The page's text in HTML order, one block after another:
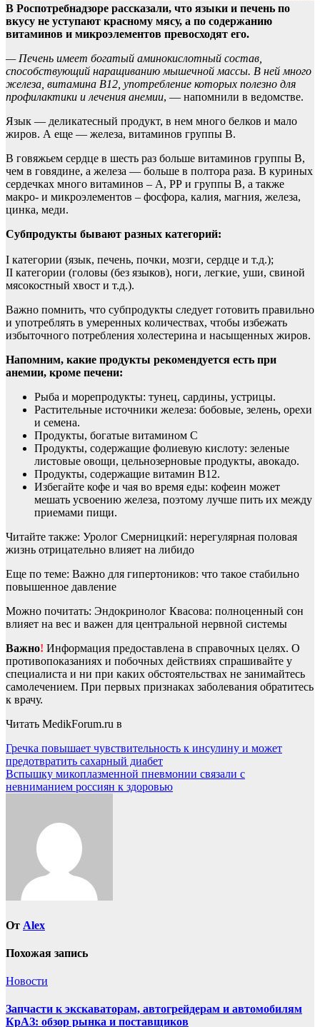
В Роспотребнадзоре рассказали, что языки и печень по
вкусу не уступают красному мясу, а по содержанию
витаминов и микроэлементов превосходят его.
— Печень имеет богатый аминокислотный состав,
способствующий наращиванию мышечной массы. В ней много
железа, витамина В12, употребление которых полезно для
профилактики и лечения анемии, — напомнили в ведомстве.
Язык — деликатесный продукт, в нем много белков и мало
жиров. А еще — железа, витаминов группы В.
В говяжьем сердце в шесть раз больше витаминов группы В,
чем в говядине, а железа — больше в полтора раза. В куриных
сердечках много витаминов – А, РР и группы В, а также
макро- и микроэлементов – фосфора, калия, магния, железа,
цинка, меди.
Субпродукты бывают разных категорий:
I категории (язык, печень, почки, мозги, сердце и т.д.);
II категории (головы (без языков), ноги, легкие, уши, свиной
мясокостный хвост и т.д.).
Важно помнить, что субпродукты следует готовить правильно
и употреблять в умеренных количествах, чтобы избежать
избыточного потребления холестерина и насыщенных жиров.
Напомним, какие продукты рекомендуется есть при
анемии, кроме печени:
Рыба и морепродукты: тунец, сардины, устрицы.
Растительные источники железа: бобовые, зелень, орехи
и семена.
Продукты, богатые витамином C
Продукты, содержащие фолиевую кислоту: зеленые
листовые овощи, цельнозерновые продукты, авокадо.
Продукты, содержащие витамин B12.
Избегайте кофе и чая во время еды: кофеин может
мешать усвоению железа, поэтому лучше пить их между
приемами пищи.
Читайте также: Уролог Смерницкий: нерегулярная половая
жизнь отрицательно влияет на либидо
Еще по теме: Важно для гипертоников: что такое стабильно
повышенное давление
Можно почитать: Эндокринолог Квасова: полноценный сон
влияет на вес и важен для центральной нервной системы
Важно! Информация предоставлена в справочных целях. О
противопоказаниях и побочных действиях спрашивайте у
специалиста и ни при каких обстоятельствах не занимайтесь
самолечением. При первых признаках заболевания обратитесь
к врачу.
Читать MedikForum.ru в
Навигация
по
записям
Гречка повышает чувствительность к инсулину и может
предотвратить сахарный диабет
Вспышку микоплазменной пневмонии связали с
невниманием россиян к здоровью
От Alex
Похожая запись
Новости
Запчасти к экскаваторам, автогрейдерам и автомобилям
КрАЗ: обзор рынка и поставщиков